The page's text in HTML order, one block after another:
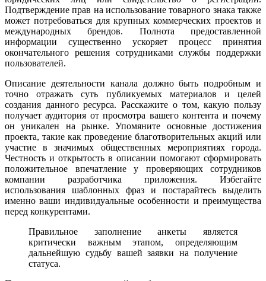
Подтверждение прав на использование товарного знака также
может потребоваться для крупных коммерческих проектов и
международных брендов. Полнота предоставленной
информации существенно ускоряет процесс принятия
окончательного решения сотрудниками службы поддержки
пользователей.
Описание деятельности канала должно быть подробным и
точно отражать суть публикуемых материалов и целей
создания данного ресурса. Расскажите о том, какую пользу
получает аудитория от просмотра вашего контента и почему
он уникален на рынке. Упомяните основные достижения
проекта, такие как проведение благотворительных акций или
участие в значимых общественных мероприятиях города.
Честность и открытость в описании помогают сформировать
положительное впечатление у проверяющих сотрудников
компании разработчика приложения. Избегайте
использования шаблонных фраз и постарайтесь выделить
именно ваши индивидуальные особенности и преимущества
перед конкурентами.
Правильное заполнение анкеты является
критически важным этапом, определяющим
дальнейшую судьбу вашей заявки на получение
статуса.